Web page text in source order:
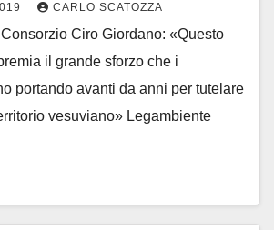
CARLO SCATOZZA
Consorzio Ciro Giordano: «Questo
il grande sforzo che i
portando avanti da anni per tutelare
vesuviano» Legambiente